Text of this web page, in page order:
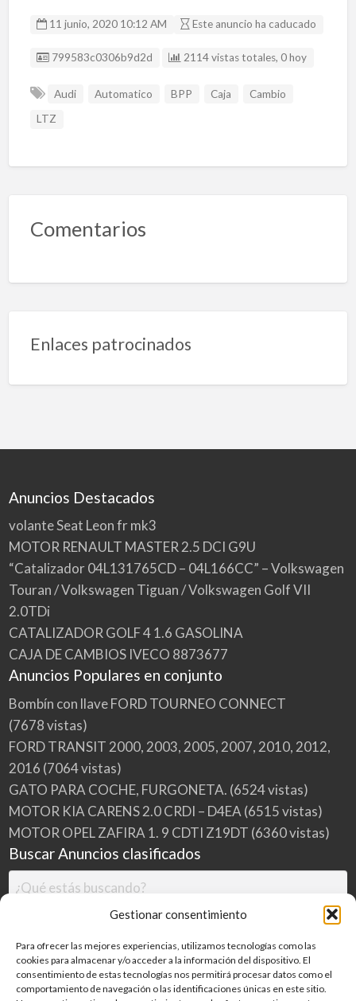
Gestionar consentimiento
Para ofrecer las mejores experiencias, utilizamos tecnologías como las
cookies para almacenar y/o acceder a la información del dispositivo. El
consentimiento de estas tecnologías nos permitirá procesar datos como el
comportamiento de navegación o las identificaciones únicas en este sitio.
e
b
o
to
d
n
ai
l
m
11 junio, 2020 10:12 AM Este anuncio ha caducado
Listing ID
799583c0306b9d2d 2114 vistas totales, 0 hoy
Audi Automatico BPP Caja
Cambio
LTZ
Comentarios
Enlaces patrocinados
Anuncios Destacados
volante Seat Leon fr mk3
MOTOR RENAULT MASTER 2.5 DCI G9U
“Catalizador 04L131765CD – 04L166CC” – Volkswagen
Touran / Volkswagen Tiguan / Volkswagen Golf VII
2.0TDi
CATALIZADOR GOLF 4 1.6 GASOLINA
CAJA DE CAMBIOS IVECO 8873677
Anuncios Populares en conjunto
Bombín con llave FORD TOURNEO CONNECT
(7678 vistas)
FORD TRANSIT 2000, 2003, 2005, 2007, 2010, 2012,
2016 (7064 vistas)
GATO PARA COCHE, FURGONETA. (6524 vistas)
MOTOR KIA CARENS 2.0 CRDI – D4EA (6515 vistas)
MOTOR OPEL ZAFIRA 1. 9 CDTI Z19DT (6360 vistas)
Buscar Anuncios clasificados